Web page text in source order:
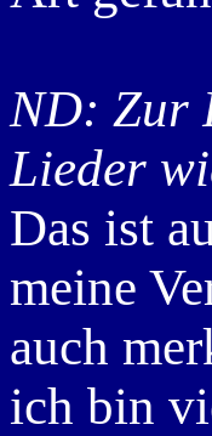
ND: Zur
Lieder
Das ist
meine
auch
ich bin